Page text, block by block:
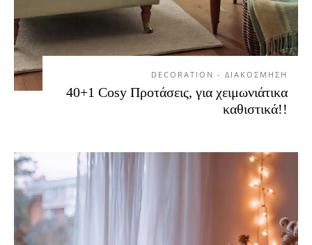
DECORATION - ΔΙΑΚΟΣΜΗΣΗ
40+1 Cosy Προτάσεις, για χειμωνιάτικα
καθιστικά!!